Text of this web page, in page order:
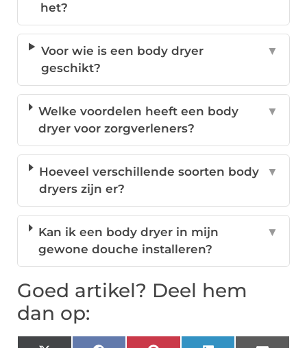
het?
Voor wie is een body dryer
geschikt?
▼
Welke voordelen heeft een body
dryer voor zorgverleners?
▼
Hoeveel verschillende soorten body
dryers zijn er?
▼
Kan ik een body dryer in mijn
gewone douche installeren?
▼
Goed artikel? Deel hem
dan op: